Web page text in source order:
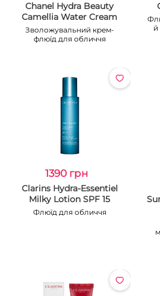
Chanel Hydra Beauty
Camellia Water Cream
Зволожувальний крем-
флюїд для обличчя
й
1390 грн
Clarins Hydra-Essentiel
Milky Lotion SPF 15
Флюїд для обличчя